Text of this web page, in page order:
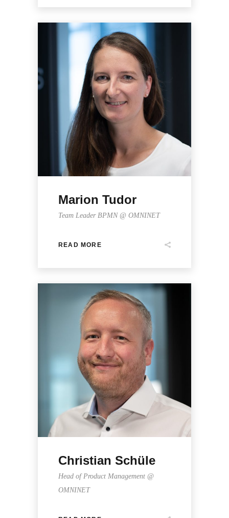
Marion Tudor
Team Leader BPMN @ OMNINET
READ MORE
Christian Schüle
Head of Product Management @
OMNINET